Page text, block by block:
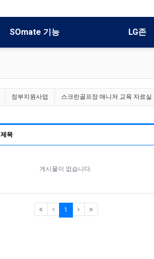
SOmate 기능 LG존
정부지원사업 스크린골프장 매니저 교육 자료실
제목
게시물이 없습니다.
1 (current)